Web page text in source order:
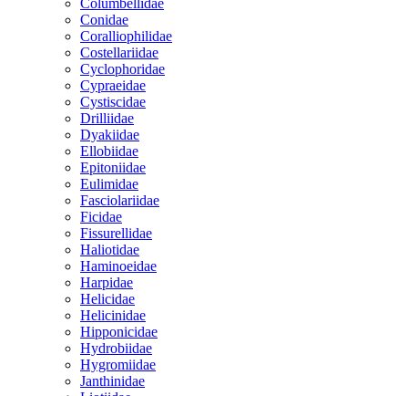
Columbellidae
Conidae
Coralliophilidae
Costellariidae
Cyclophoridae
Cypraeidae
Cystiscidae
Drilliidae
Dyakiidae
Ellobiidae
Epitoniidae
Eulimidae
Fasciolariidae
Ficidae
Fissurellidae
Haliotidae
Haminoeidae
Harpidae
Helicidae
Helicinidae
Hipponicidae
Hydrobiidae
Hygromiidae
Janthinidae